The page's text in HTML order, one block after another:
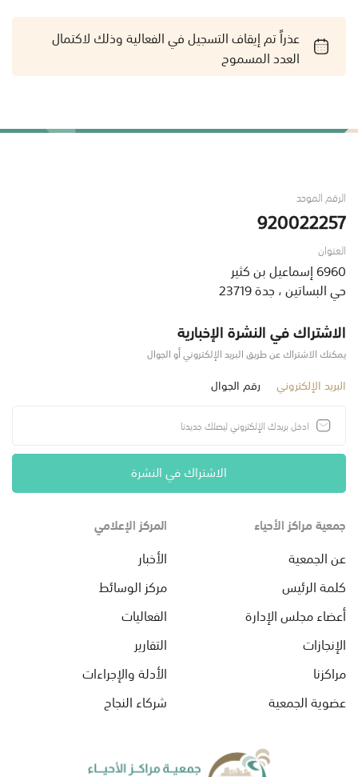
عذراً تم إيقاف التسجيل في الفعالية وذلك لاكتمال
العدد المسموح
الرقم الموحد
920022257
العنوان
6960 إسماعيل بن كثير
حي البساتين ، جدة 23719
الاشتراك في النشرة الإخبارية
يمكنك الاشتراك عن طريق البريد الإلكتروني أو الجوال
البريد الإلكتروني رقم الجوال
الاشتراك في النشرة
جمعية مراكز الأحياء
عن الجمعية
كلمة الرئيس
أعضاء مجلس الإدارة
الإنجازات
مراكزنا
عضوية الجمعية
المركز الإعلامي
الأخبار
مركز الوسائط
الفعاليات
التقارير
الأدلة والإجراءات
شركاء النجاح